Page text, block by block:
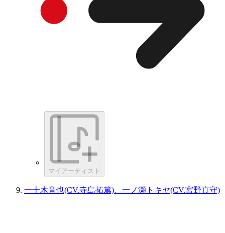
マイアーティスト
一十木音也(CV.寺島拓篤)、一ノ瀬トキヤ(CV.宮野真守)